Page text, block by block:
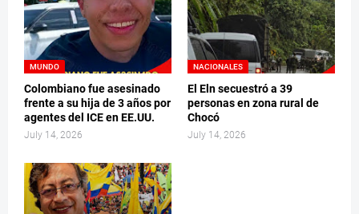
MUNDO
Colombiano fue asesinado
frente a su hija de 3 años por
agentes del ICE en EE.UU.
July 14, 2026
NACIONALES
El Eln secuestró a 39
personas en zona rural de
Chocó
July 14, 2026